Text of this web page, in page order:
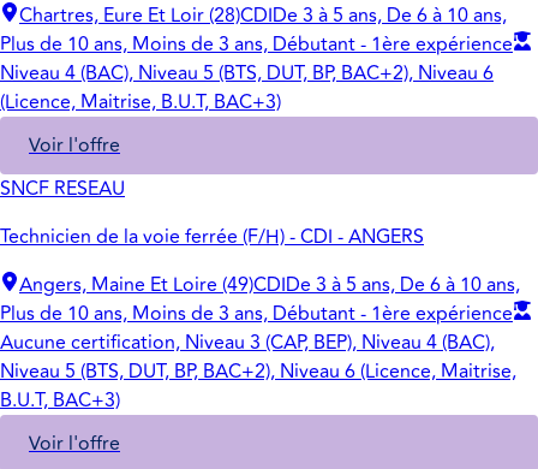
Chartres, Eure Et Loir (28)CDIDe 3 à 5 ans, De 6 à 10 ans,
Plus de 10 ans, Moins de 3 ans, Débutant - 1ère expérience
Niveau 4 (BAC), Niveau 5 (BTS, DUT, BP, BAC+2), Niveau 6
(Licence, Maitrise, B.U.T, BAC+3)
Voir l'offre
SNCF RESEAU
Technicien de la voie ferrée (F/H) - CDI - ANGERS
Angers, Maine Et Loire (49)CDIDe 3 à 5 ans, De 6 à 10 ans,
Plus de 10 ans, Moins de 3 ans, Débutant - 1ère expérience
Aucune certification, Niveau 3 (CAP, BEP), Niveau 4 (BAC),
Niveau 5 (BTS, DUT, BP, BAC+2), Niveau 6 (Licence, Maitrise,
B.U.T, BAC+3)
Voir l'offre